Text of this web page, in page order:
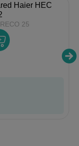
Haier HEC
25